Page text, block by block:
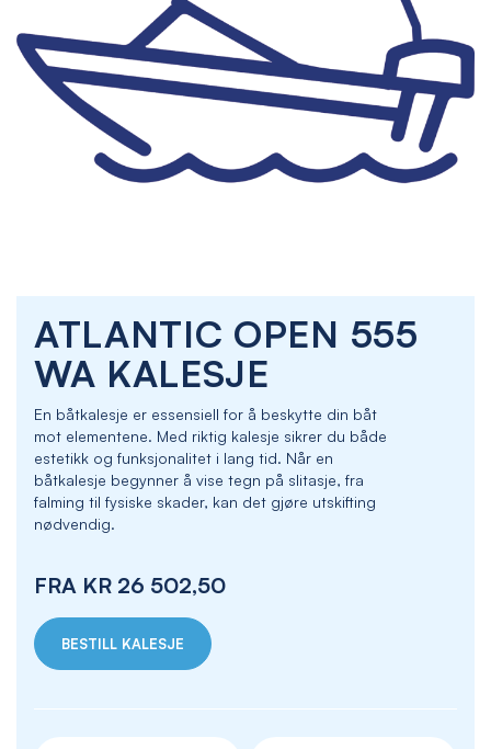
ATLANTIC OPEN 555
WA KALESJE
En båtkalesje er essensiell for å beskytte din båt
mot elementene. Med riktig kalesje sikrer du både
estetikk og funksjonalitet i lang tid. Når en
båtkalesje begynner å vise tegn på slitasje, fra
falming til fysiske skader, kan det gjøre utskifting
nødvendig.
FRA KR 26 502,50
BESTILL KALESJE
the
beginning
the
images
gallery